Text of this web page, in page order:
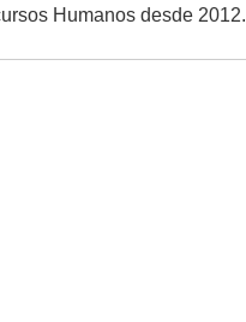
Humanos desde 2012.